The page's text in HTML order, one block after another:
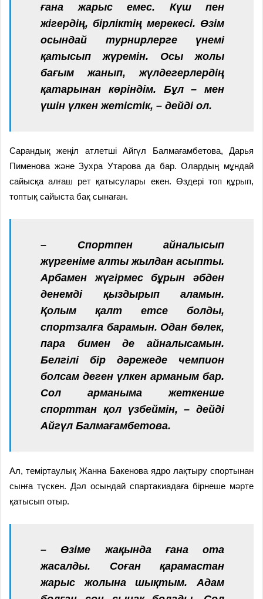
ғана жарыс емес. Күш пен
жігердің, бірліктің мерекесі. Өзім
осындай турнирлерге үнемі
қатысып жүремін. Осы жолы
бағым жанып, жүлдегерлердің
қатарынан көріндім. Бұл – мен
үшін үлкен жетістік, – дейді ол.
Сарандық жеңіл атлетші Айгүл Балмағамбетова, Дарья
Пименова және Зухра Утарова да бар. Олардың мұндай
сайысқа алғаш рет қатысулары екен. Өздері топ құрып,
топтық сайыста бақ сынаған.
– Спортпен айналысып
жүргеніме алты жылдан асыпты.
Арбамен жүгірмес бұрын әбден
денемді қыздырып аламын.
Қолым қалт етсе болды,
спортзалға барамын. Одан бөлек,
пара бимен де айналысамын.
Белгілі бір дәрежеде чемпион
болсам деген үлкен арманым бар.
Сол арманыма жеткенше
спорттан қол үзбеймін, – дейді
Айгүл Балмағамбетова.
Ал, теміртаулық Жанна Бакенова ядро лақтыру спортынан
сынға түскен. Дәл осындай спартакиадаға бірнеше мәрте
қатысып отыр.
– Өзіме жақында ғана ота
жасалды. Соған қарамастан
жарыс жолына шықтым. Адам